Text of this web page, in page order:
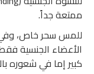
ممتعة جداً.
للمس سحر خاص،
الأعضاء الجنسية
كبير إما في شعوره